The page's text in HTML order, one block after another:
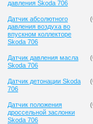
давления Skoda 706
Датчик абсолютного
давления воздуха во
впускном коллекторе
Skoda 706
(
Датчик давления масла
Skoda 706
(
Датчик детонации Skoda
706
(
Датчик положения
дроссельной заслонки
Skoda 706
(